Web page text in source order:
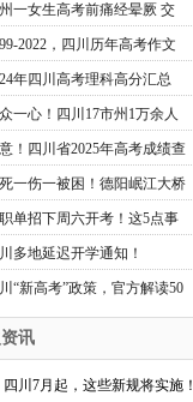
一女生高考前痛经晕厥 交
速送医
2022，四川历年高考作文
汇总！
年四川高考理科高分汇总
一心！四川17市州1万余人
成都
！四川省2025年高考成绩查
式公布
一伤一被困！德阳岷江大桥
单招下周六开考！这5点事
注意
多地延迟开学通知！
“新高考”政策，官方解读50
了
讯
四川7月起，这些新规将实施！